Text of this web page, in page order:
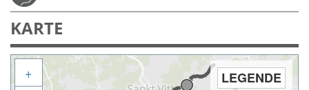
KARTE
LEGENDE
+